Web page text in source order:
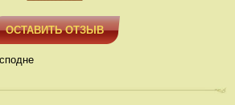
ОСТАВИТЬ ОТЗЫВ